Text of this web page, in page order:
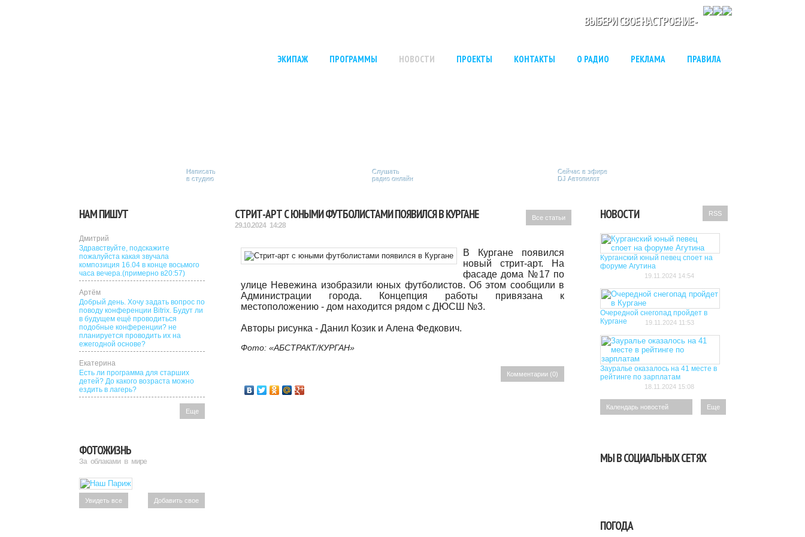
ВЫБЕРИ СВОЕ НАСТРОЕНИЕ -
ЭКИПАЖ ПРОГРАММЫ НОВОСТИ ПРОЕКТЫ КОНТАКТЫ О РАДИО РЕКЛАМА ПРАВИЛА
Написать
в студию
Слушать
радио онлайн
Сейчас в эфире
DJ Автопилот
НАМ ПИШУТ
Дмитрий
Здравствуйте, подскажите
пожалуйста какая звучала
композиция 16.04 в конце восьмого
часа вечера.(примерно в20:57)
Артём
Добрый день. Хочу задать вопрос по
поводу конференции Bitrix. Будут ли
в будущем ещё проводиться
подобные конференции? не
планируется проводить их на
ежегодной основе?
Екатерина
Есть ли программа для старших
детей? До какого возраста можно
ездить в лагерь?
Еще
ФОТОЖИЗНЬ
За облаками в мире
Увидеть все Добавить свое
СТРИТ-АРТ С ЮНЫМИ ФУТБОЛИСТАМИ ПОЯВИЛСЯ В КУРГАНЕ
29.10.2024 14:28
Все статьи
В Кургане появился
новый стрит-арт. На
фасаде дома №17 по
улице Невежина изобразили юных футболистов. Об этом сообщили в
Администрации города. Концепция работы привязана к
местоположению - дом находится рядом с ДЮСШ №3.
Авторы рисунка - Данил Козик и Алена Федкович.
Фото: «АБСТРАКТ/КУРГАН»
Комментарии (0)
НОВОСТИ
Курганский юный певец споет на
форуме Агутина
19.11.2024 14:54
Очередной снегопад пройдет в
Кургане
19.11.2024 11:53
Зауралье оказалось на 41 месте в
рейтинге по зарплатам
18.11.2024 15:08
Еще
RSS
МЫ В СОЦИАЛЬНЫХ СЕТЯХ
ПОГОДА